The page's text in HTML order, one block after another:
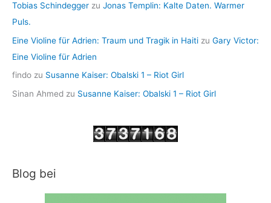
Tobias Schindegger zu Jonas Templin: Kalte Daten. Warmer
Puls.
Eine Violine für Adrien: Traum und Tragik in Haiti zu Gary Victor:
Eine Violine für Adrien
findo zu Susanne Kaiser: Obalski 1 – Riot Girl
Sinan Ahmed zu Susanne Kaiser: Obalski 1 – Riot Girl
Blog bei